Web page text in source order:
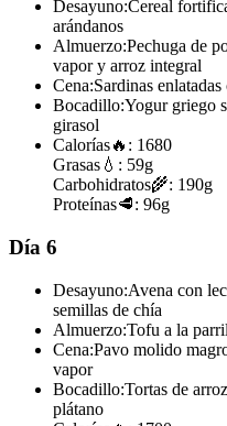
Desayuno:Cereal
arándanos
Almuerzo:Pechuga de
vapor y arroz integral
Cena:Sardinas
Bocadillo:Yogur griego
girasol
Calorías🔥: 1680
Grasas 💧: 59g
Carbohidratos🌾: 190g
Proteínas🥩: 96g
Día 6
Desayuno:Avena con
semillas de chía
Almuerzo:Tofu a la
Cena:Pavo molido
vapor
Bocadillo:Tortas de
plátano